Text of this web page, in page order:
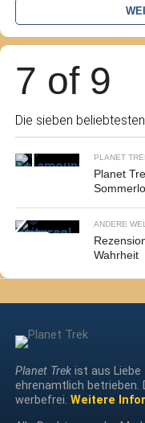
7 of 9
Die sieben
PLANET
Planet
ANDERE
Wahrheit
Planet Trekist aus Liebe
ehrenamtlich betrieben.
werbefrei. Weitere